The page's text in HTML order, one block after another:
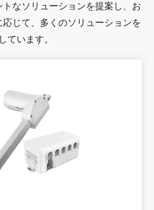
なソリューションを提案し、お
じて、多くのソリューションを
ています。